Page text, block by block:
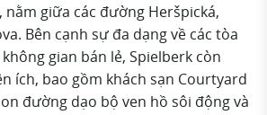
nằm giữa các đường Heršpická,
Bên cạnh sự đa dạng về các tòa
gian bán lẻ, Spielberk còn
ích, bao gồm khách sạn Courtyard
đường dạo bộ ven hồ sôi động và